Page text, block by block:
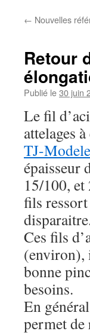
← Nouvelles
Retour
Publié le30 juin
Le fil
attelages
TJ-
épaisseur
15/100,
fils ressort
Ces fils
(environ),
bonne
besoins.
En
permet de